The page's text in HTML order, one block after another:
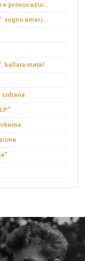
provocazione
americano
ballata metal
cubana